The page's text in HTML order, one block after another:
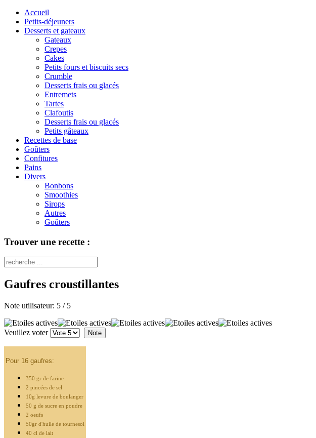
Accueil
Petits-déjeuners
Desserts et gateaux
Gateaux
Crepes
Cakes
Petits fours et biscuits secs
Crumble
Desserts frais ou glacés
Entremets
Tartes
Clafoutis
Desserts frais ou glacés
Petits gâteaux
Recettes de base
Goûters
Confitures
Pains
Divers
Bonbons
Smoothies
Sirops
Autres
Goûters
Trouver une recette :
Gaufres croustillantes
Note utilisateur: 5 / 5
Veuillez voter
Pour 16 gaufres:
350 gr de farine
2 pincées de sel
10g levure de boulanger
50 g de sucre en poudre
2 oeufs
50gr d'huile de tournesol
40 cl de lait